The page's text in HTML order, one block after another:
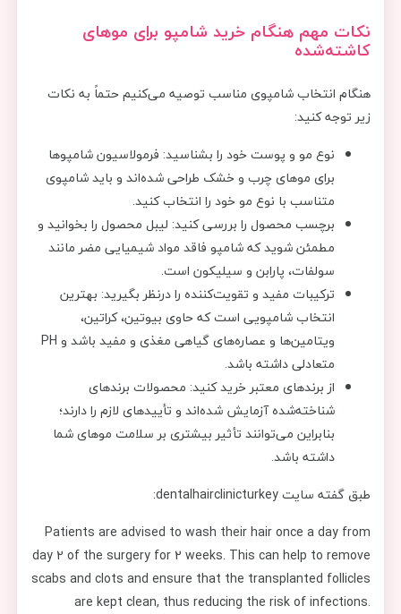
نکات مهم هنگام خرید شامپو برای موهای
کاشته‌شده
هنگام انتخاب شامپوی مناسب توصیه می‌کنیم حتماً به نکات
زیر توجه کنید:
نوع مو و پوست خود را بشناسید: فرمولاسیون شامپوها
برای موهای چرب و خشک طراحی شده‌اند و باید شامپوی
متناسب با نوع مو خود را انتخاب کنید.
برچسب محصول را بررسی کنید: لیبل محصول را بخوانید و
مطمئن شوید که شامپو فاقد مواد شیمیایی مضر مانند
سولفات، پارابن و سیلیکون است.
ترکیبات مفید و تقویت‌کننده را درنظر بگیرید: بهترین
انتخاب شامپویی است که حاوی بیوتین، کراتین،
ویتامین‌ها و عصاره‌های گیاهی مغذی و مفید باشد و PH
متعادلی داشته باشد.
از برندهای معتبر خرید کنید: محصولات برندهای
شناخته‌شده آزمایش شده‌اند و تأییدهای لازم را دارند؛
بنابراین می‌توانند تأثیر بیشتری بر سلامت موهای شما
داشته باشد.
طبق گفته سایت dentalhairclinicturkey:
Patients are advised to wash their hair once a day from
day 2 of the surgery for 2 weeks. This can help to remove
scabs and clots and ensure that the transplanted follicles
are kept clean, thus reducing the risk of infections.